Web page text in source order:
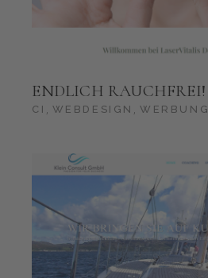
ENDLICH RAUCHFREI!
CI WEBDESIGN WERBUNG